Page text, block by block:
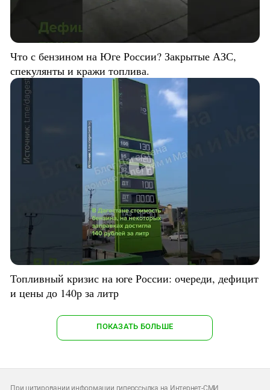
Что с бензином на Юге России? Закрытые АЗС,
спекулянты и кражи топлива.
Топливный кризис на юге России: очереди, дефицит
и цены до 140р за литр
ПОКАЗАТЬ БОЛЬШЕ
При цитировании информации гиперссылка на Интернет-СМИ